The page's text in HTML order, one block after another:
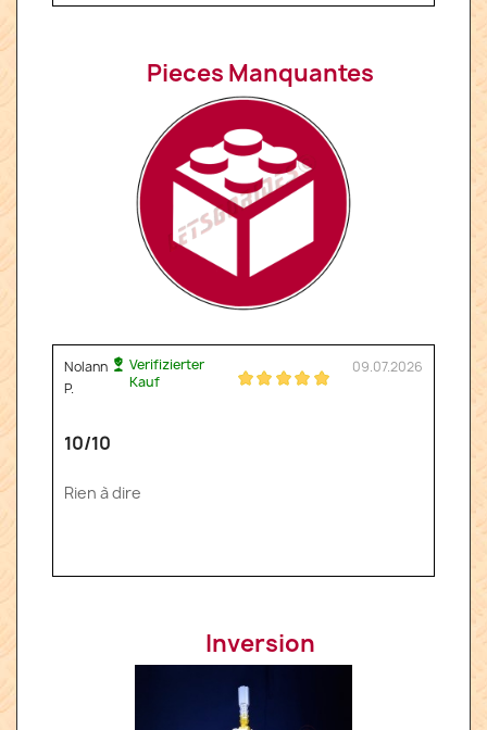
Pieces Manquantes
Nolann
P.
Verifizierter
Kauf
09.07.2026
10/10
Rien à dire
Inversion